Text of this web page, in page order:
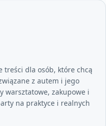
treści dla osób, które chcą
z autem i jego
warsztatowe, zakupowe i
na praktyce i realnych